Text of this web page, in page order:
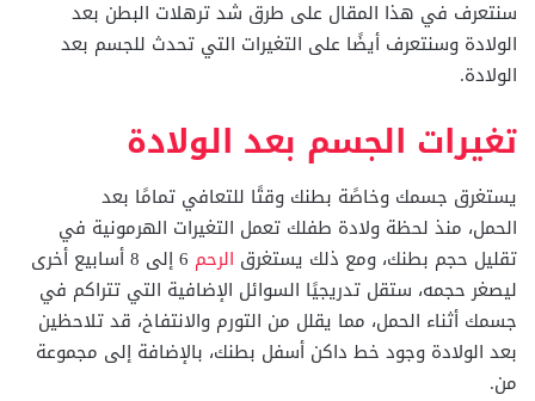
سنتعرف في هذا المقال على طرق شد ترهلات البطن بعد
الولادة وسنتعرف أيضًا على التغيرات التي تحدث للجسم بعد
الولادة.
تغيرات الجسم بعد الولادة
يستغرق جسمك وخاصًة بطنك وقتًا للتعافي تمامًا بعد
الحمل، منذ لحظة ولادة طفلك تعمل التغيرات الهرمونية في
تقليل حجم بطنك، ومع ذلك يستغرق الرحم
6 إلى 8 أسابيع أخرى
ليصغر حجمه، ستقل تدريجيًا السوائل الإضافية التي تتراكم في
جسمك أثناء الحمل، مما يقلل من التورم والانتفاخ، قد تلاحظين
بعد الولادة وجود خط داكن أسفل بطنك، بالإضافة إلى مجموعة
من.